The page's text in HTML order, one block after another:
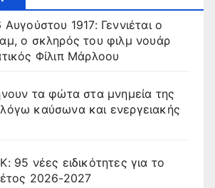
1917: Γεννιέται ο
ο σκληρός του φιλμ νουάρ
Φίλιπ Μάρλοου
τα φώτα στα μνημεία της
καύσωνα και ενεργειακής
95 νέες ειδικότητες για το
έτος 2026-2027